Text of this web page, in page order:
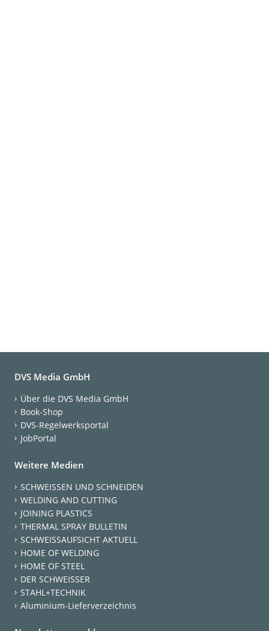
DVS Media GmbH
Über die DVS Media GmbH
Book-Shop
DVS-Regelwerksportal
JobPortal
Weitere Medien
SCHWEISSEN UND SCHNEIDEN
WELDING AND CUTTING
JOINING PLASTICS
THERMAL SPRAY BULLETIN
SCHWEISSAUFSICHT AKTUELL
HOME OF WELDING
HOME OF STEEL
DER SCHWEISSER
STAHL+TECHNIK
Aluminium-Lieferverzeichnis